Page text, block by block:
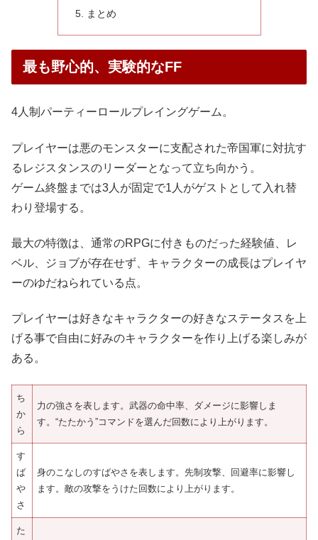
まとめ
最も野心的、実験的なFF
4人制パーティーロールプレイングゲーム。
プレイヤーは悪のモンスターに支配された帝国軍に対抗す
るレジスタンスのリーダーとなって立ち向かう。
ゲーム終盤までは3人が固定で1人がゲストとして入れ替
わり登場する。
最大の特徴は、通常のRPGに付きものだった経験値、レ
ベル、ジョブが存在せず、キャラクターの成長はプレイヤ
ーのゆだねられている点。
プレイヤーは好きなキャラクターの好きなステータスを上
げる事で自由に好みのキャラクターを作り上げる楽しみが
ある。
ち
か
ら
力の強さを表します。武器の命中率、ダメージに影響しま
す。“たたかう”コマンドを選んだ回数により上がります。
す
ば
や
さ
身のこなしのすばやさを表します。先制攻撃、回避率に影響し
ます。敵の攻撃をうけた回数により上がります。
た